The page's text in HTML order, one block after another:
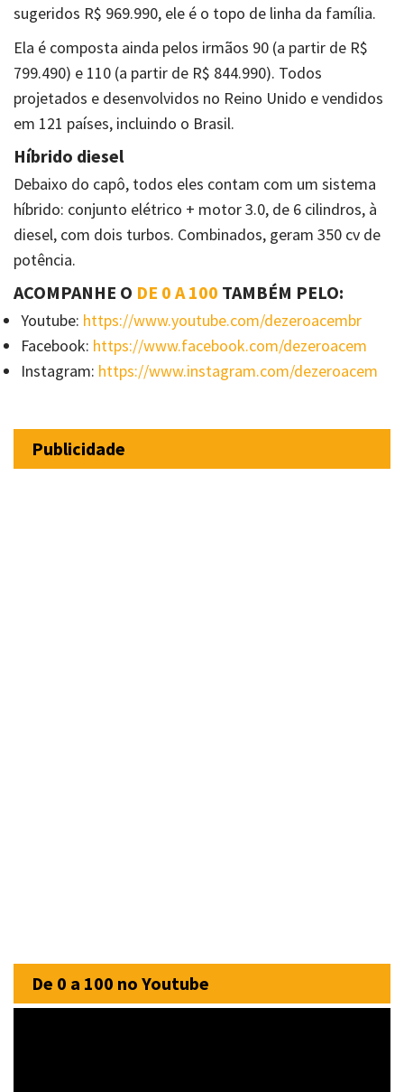
sugeridos R$ 969.990, ele é o topo de linha da família.
Ela é composta ainda pelos irmãos 90 (a partir de R$
799.490) e 110 (a partir de R$ 844.990). Todos
projetados e desenvolvidos no Reino Unido e vendidos
em 121 países, incluindo o Brasil.
Híbrido diesel
Debaixo do capô, todos eles contam com um sistema
híbrido: conjunto elétrico + motor 3.0, de 6 cilindros, à
diesel, com dois turbos. Combinados, geram 350 cv de
potência.
ACOMPANHE O DE 0 A 100 TAMBÉM PELO:
Youtube: https://www.youtube.com/dezeroacembr
Facebook: https://www.facebook.com/dezeroacem
Instagram: https://www.instagram.com/dezeroacem
Publicidade
De 0 a 100 no Youtube